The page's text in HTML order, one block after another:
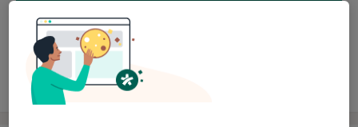
Rezervovat termín
Ceník Adresy